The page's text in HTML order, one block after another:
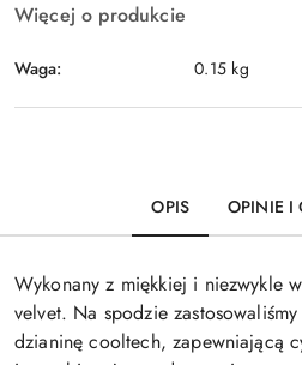
Więcej o produkcie
Waga: 0.15 kg
OPIS OPINIE I
Wykonany z miękkiej i niezwykle
velvet. Na spodzie
dzianinę cooltech, zapewniającą